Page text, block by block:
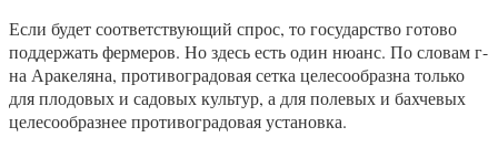
Если будет соответствующий спрос, то государство готово
поддержать фермеров. Но здесь есть один нюанс. По словам г-
на Аракеляна, противоградовая сетка целесообразна только
для плодовых и садовых культур, а для полевых и бахчевых
целесообразнее противоградовая установка.